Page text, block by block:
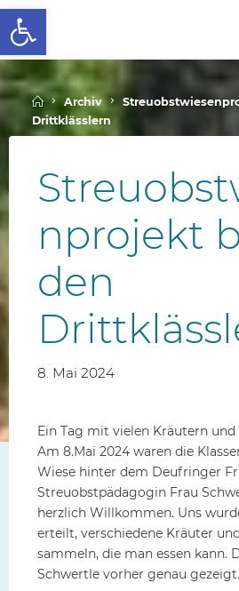
Werkzeugleiste öffnen
Skip
to
content
SCHALLENBERGSCHULE
HomeArchiv
Drittklässlern
nprojekt
den
8. Mai 2024
Ein Tag mit vielen Kräutern und
Am 8.Mai 2024 waren die
Wiese hinter dem Deufringer
Streuobstpädagogin Frau
herzlich Willkommen. Uns
erteilt, verschiedene Kräuter
sammeln, die man essen kann.
Schwertle vorher genau gezeigt.